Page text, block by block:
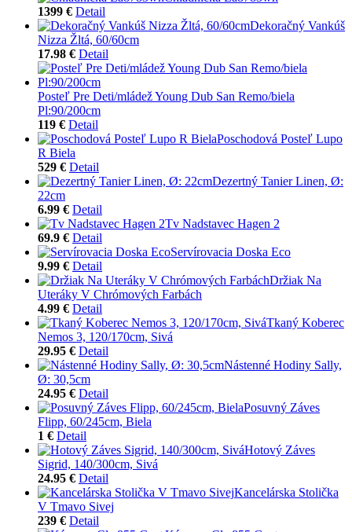
1399 € Detail
Dekoračný Vankúš
Nizza Žltá, 60/60cm
17.98 € Detail
Posteľ Pre Deti/mládež Young Dub San Remo/biela
Pl:90/200cm
119 € Detail
Poschodová Posteľ Lupo
R Biela
529 € Detail
Dezertný Tanier Linen, Ø:
22cm
6.99 € Detail
Tv Nadstavec Hagen 2
69.9 € Detail
Servírovacia Doska Eco
9.99 € Detail
Držiak Na
Uteráky V Chrómových Farbách
4.99 € Detail
Tkaný Koberec
Nemos 3, 120/170cm, Sivá
29.95 € Detail
Nástenné Hodiny Sally,
Ø: 30,5cm
24.95 € Detail
Posuvný Záves
Flipp, 60/245cm, Biela
1 € Detail
Hotový Záves
Sigrid, 140/300cm, Sivá
24.95 € Detail
Kancelárska Stolička
V Tmavo Sivej
239 € Detail